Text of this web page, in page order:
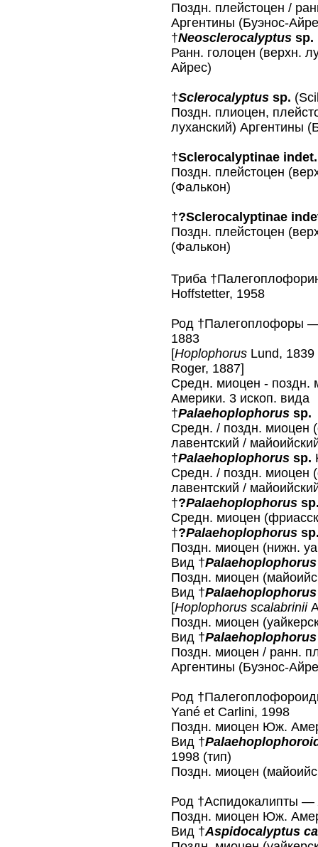
Поздн. плейстоцен /
Аргентины (Буэнос-
†Neosclerocalyptus sp.
Ранн. голоцен (верхн.
Айрес)
†Sclerocalyptus sp.
Поздн. плиоцен,
луханский) Аргентины
†Sclerocalyptinae indet.
Поздн. плейстоцен
(Фалькон)
†?Sclerocalyptinae
Поздн. плейстоцен
(Фалькон)
Триба
Hoffstetter, 1958
Род †Палегоплофоры
1883
[Hoplophorus Lund,
Roger, 1887]
Средн. миоцен -
Америки. 3 ископ. вида
†Palaehoplophorus sp.
Средн. / поздн. миоцен
лавентский /
†Palaehoplophorus sp.
Средн. / поздн. миоцен
лавентский /
†?Palaehoplophorus
Средн. миоцен
†?Palaehoplophorus
Поздн. миоцен (нижн.
Вид †
Поздн. миоцен
Вид †
[Hoplophorus scalabrinii
Поздн. миоцен
Вид †
Поздн. миоцен / ранн.
Аргентины (Буэнос-
Род
Yané et Carlini, 1998
Поздн. миоцен Юж.
Вид †
1998 (тип)
Поздн. миоцен
Род †Аспидокалипты —
Поздн. миоцен Юж.
Вид †Aspidocalyptus